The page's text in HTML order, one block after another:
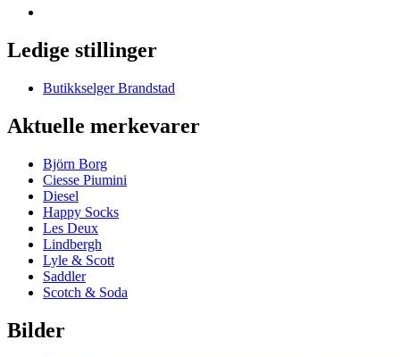
Ledige stillinger
Butikkselger Brandstad
Aktuelle merkevarer
Björn Borg
Ciesse Piumini
Diesel
Happy Socks
Les Deux
Lindbergh
Lyle & Scott
Saddler
Scotch & Soda
Bilder